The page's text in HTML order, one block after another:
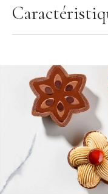
Caractéristiques du Kit
Moules à Chocolat
Matière : PET
Kit comprenant :
4 demi-
2 moules pour
Poids : 340 g
Fabriqué en Italie
Thème : Pâques
Modèle : Flame
Marque : Pavoni